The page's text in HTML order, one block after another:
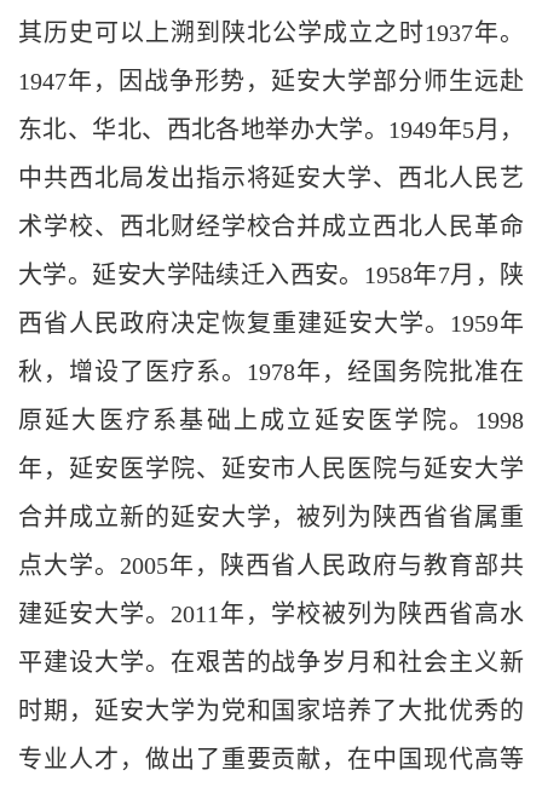
其历史可以上溯到陕北公学成立之时1937年。
1947年，因战争形势，延安大学部分师生远赴
东北、华北、西北各地举办大学。 1949年5月，
中共西北局发出指示将延安大学、西北人民艺
术学校、西北财经学校合并成立西北人民革命
大学。延安大学陆续迁入西安。 1958年7月，陕
西省人民政府决定恢复重建延安大学。 1959年
秋，增设了医疗系。 1978年，经国务院批准在
原延大医疗系基础上成立延安医学院。 1998
年，延安医学院、延安市人民医院与延安大学
合并成立新的延安大学，被列为陕西省省属重
点大学。 2005年，陕西省人民政府与教育部共
建延安大学。 2011 年，学校被列为陕西省高水
平建设大学。在艰苦的战争岁月和社会主义新
时期，延安大学为党和国家培养了大批优秀的
专业人才，做出了重要贡献，在中国现代高等